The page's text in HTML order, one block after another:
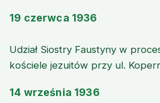
19 czerwca 1936
Udział Siostry Faustyny w
kościele jezuitów przy ul.
14 września 1936